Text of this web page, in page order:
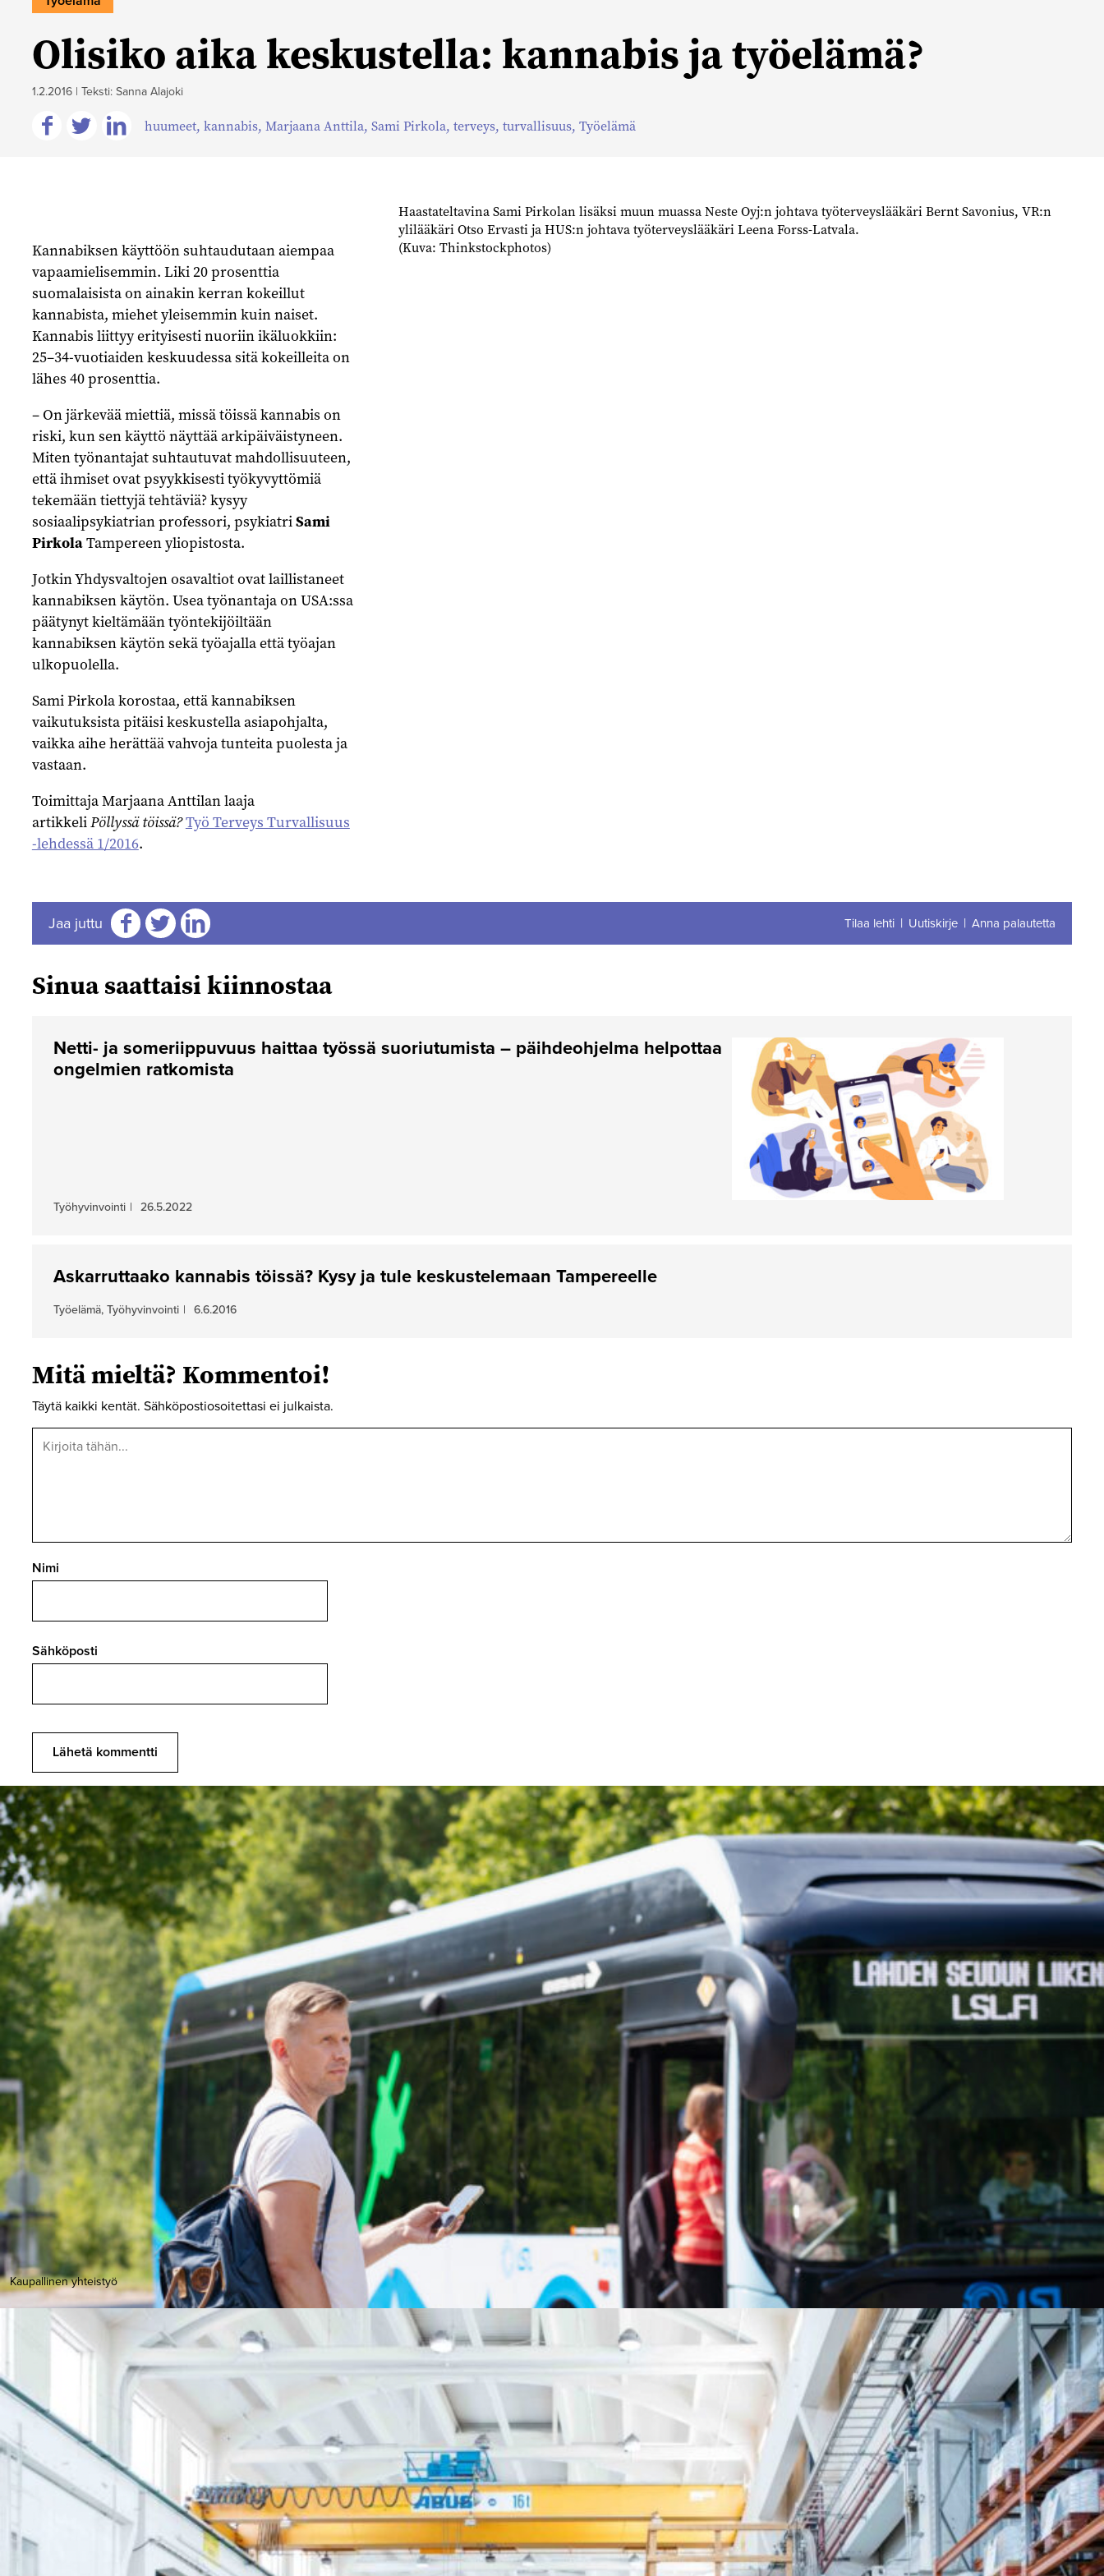
Olisiko aika keskustella: kannabis ja työelämä?
1.2.2016 | Teksti: Sanna Alajoki
huumeet, kannabis, Marjaana Anttila, Sami Pirkola, terveys, turvallisuus, Työelämä
Kannabiksen käyttöön suhtaudutaan aiempaa
vapaamielisemmin. Liki 20 prosenttia
suomalaisista on ainakin kerran kokeillut
kannabista, miehet yleisemmin kuin naiset.
Kannabis liittyy erityisesti nuoriin ikäluokkiin:
25–34-vuotiaiden keskuudessa sitä kokeilleita on
lähes 40 prosenttia.
– On järkevää miettiä, missä töissä kannabis on
riski, kun sen käyttö näyttää arkipäiväistyneen.
Miten työnantajat suhtautuvat mahdollisuuteen,
että ihmiset ovat psyykkisesti työkyvyttömiä
tekemään tiettyjä tehtäviä? kysyy
sosiaalipsykiatrian professori, psykiatriSami
PirkolaTampereen yliopistosta.
Jotkin Yhdysvaltojen osavaltiot ovat laillistaneet
kannabiksen käytön. Usea työnantaja on USA:ssa
päätynyt kieltämään työntekijöiltään
kannabiksen käytön sekä työajalla että työajan
ulkopuolella.
Sami Pirkola korostaa, että kannabiksen
vaikutuksista pitäisi keskustella asiapohjalta,
vaikka aihe herättää vahvoja tunteita puolesta ja
vastaan.
Toimittaja Marjaana Anttilan laaja
artikkeliPöllyssä töissä?Työ Terveys Turvallisuus
-lehdessä 1/2016.
Haastateltavina Sami Pirkolan lisäksi muun muassa Neste Oyj:n johtava työterveyslääkäri Bernt Savonius, VR:n
ylilääkäri Otso Ervasti ja HUS:n johtava työterveyslääkäri Leena Forss-Latvala.
(Kuva: Thinkstockphotos)
Jaa juttu
JaaJaaJaa
Tilaa lehti Uutiskirje Anna palautetta
Sinua saattaisi kiinnostaa
Netti- ja someriippuvuus haittaa työssä suoriutumista – päihdeohjelma helpottaa
ongelmien ratkomista
Työhyvinvointi | 26.5.2022
Askarruttaako kannabis töissä? Kysy ja tule keskustelemaan Tampereelle
Työelämä, Työhyvinvointi | 6.6.2016
Mitä mieltä? Kommentoi!
Täytä kaikki kentät. Sähköpostiosoitettasi ei julkaista.
Nimi
Sähköposti
Viisi vinkkiä kokonaisvaltaisesti parempiin työmatkoihin
Kaupallinen yhteistyö